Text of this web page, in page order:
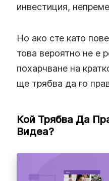
инвестиция,
Но ако сте като
това вероятно не е
похарчване на
ще трябва да го
Кой Трябва Да
Видеа?